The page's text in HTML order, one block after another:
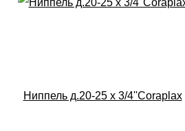
Ниппель д.20-25 х 3/4''Coraplax